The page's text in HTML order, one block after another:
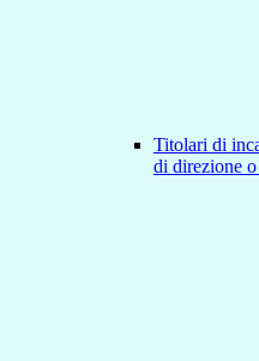
Titolari di
di direzione